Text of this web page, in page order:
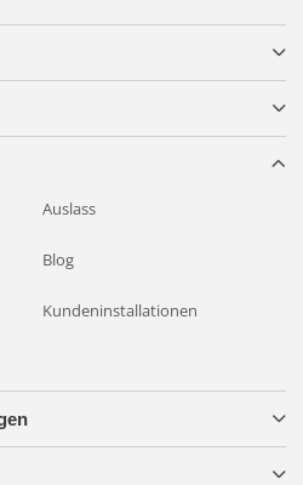
und wasserdicht)
Auslass
Blog
Kundeninstallationen